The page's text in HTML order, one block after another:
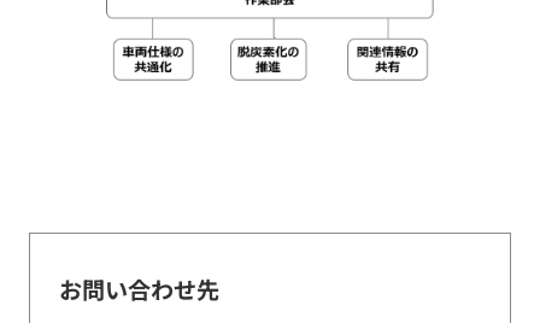
お問い合わせ先